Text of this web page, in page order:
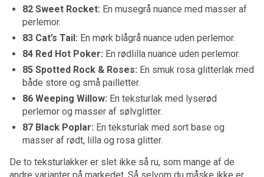
82 Sweet Rocket: En musegrå nuance med masser af
perlemor.
83 Cat’s Tail: En mørk blågrå nuance uden perlemor.
84 Red Hot Poker: En rødlilla nuance uden perlemor.
85 Spotted Rock & Roses: En smuk rosa glitterlak med
både store og små pailletter.
86 Weeping Willow: En teksturlak med lyserød
perlemor og masser af sølvglitter.
87 Black Poplar: En teksturlak med sort base og
masser af rødt, lilla og rosa glitter.
De to teksturlakker er slet ikke så ru, som mange af de